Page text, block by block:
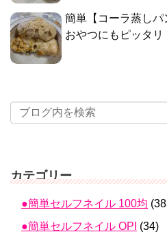
簡単【コーラ蒸し
おやつにもピッタリ
カテゴリー
●簡単セルフネイル 100均
●簡単セルフネイル OPI (34)